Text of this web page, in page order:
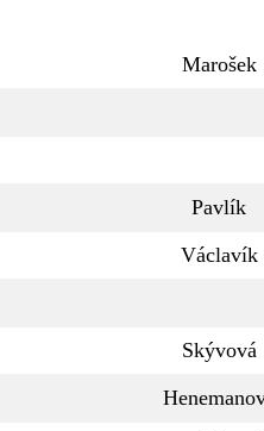
Marošek
Pavlík
Václavík
Skývová